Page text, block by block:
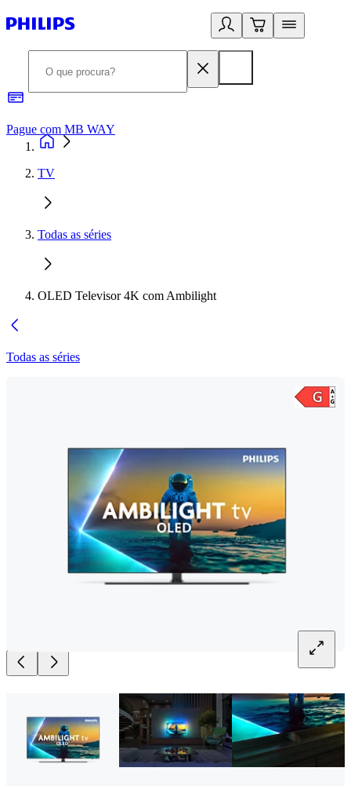
Pague com MB WAY
TV
Todas as séries
OLED Televisor 4K com Ambilight
Todas as séries